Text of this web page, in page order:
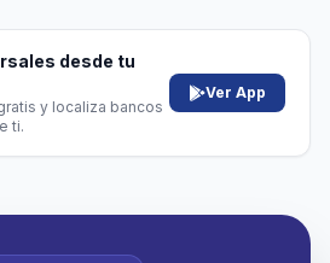
desde tu
y localiza bancos
ti.
Ver App